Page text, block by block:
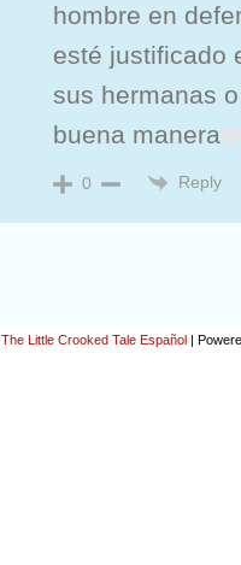
hombre en
esté justificado
sus hermanas
buena manera
0 Reply
The Little Crooked Tale Español